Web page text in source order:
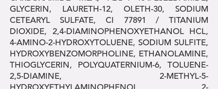
GLYCERIN, LAURETH-12, OLETH-30, SODIUM
CETEARYL SULFATE, CI 77891 / TITANIUM
DIOXIDE, 2,4-DIAMINOPHENOXYETHANOL HCL,
4-AMINO-2-HYDROXYTOLUENE, SODIUM SULFITE,
HYDROXYBENZOMORPHOLINE, ETHANOLAMINE,
THIOGLYCERIN, POLYQUATERNIUM-6, TOLUENE-
2,5-DIAMINE, 2-METHYL-5-